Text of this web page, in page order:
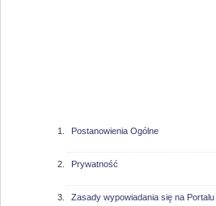
Postanowienia Ogólne
Prywatność
Zasady wypowiadania się na Portalu